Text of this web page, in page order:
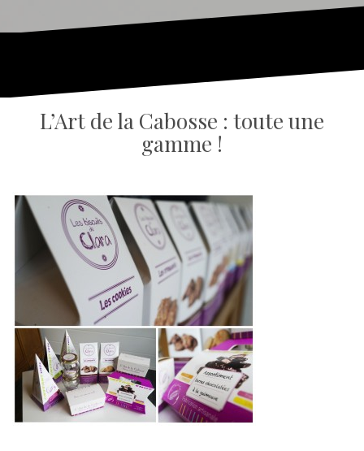
L’Art de la Cabosse : toute une
gamme !